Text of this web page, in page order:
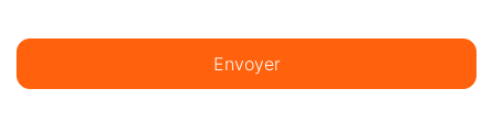
Envoyer